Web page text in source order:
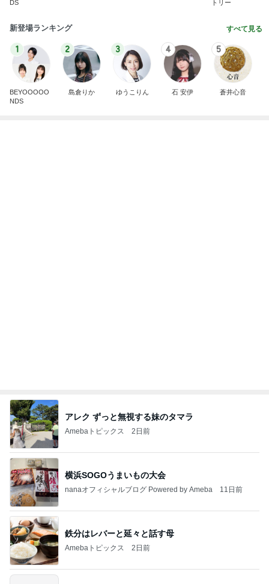
DS トリー
新登場ランキング すべて見る
1
BEYOOOOO
NDS
2
島倉りか
3
ゆうこりん
4
石 安伊
5
蒼井心音
アレク ずっと無視する妹のタマラ
Amebaトピックス 2日前
横浜SOGOうまいもの大会
nanaオフィシャルブログ Powered by Ameba 11日前
鉄分はレバーと延々と話す母
Amebaトピックス 2日前